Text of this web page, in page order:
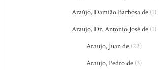
Araújo, Damião Barbosa de(1)
Araujo, Dr. Antonio José de(1)
Araujo, Juan de(22)
Araujo, Pedro de(3)